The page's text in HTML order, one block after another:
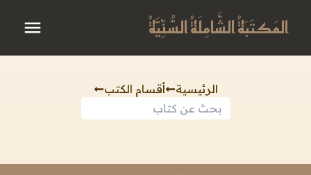
المَكتَبَةُ الشَّامِلَةُ السُّنِّيَّةُ
الرئيسية أقسام الكتب